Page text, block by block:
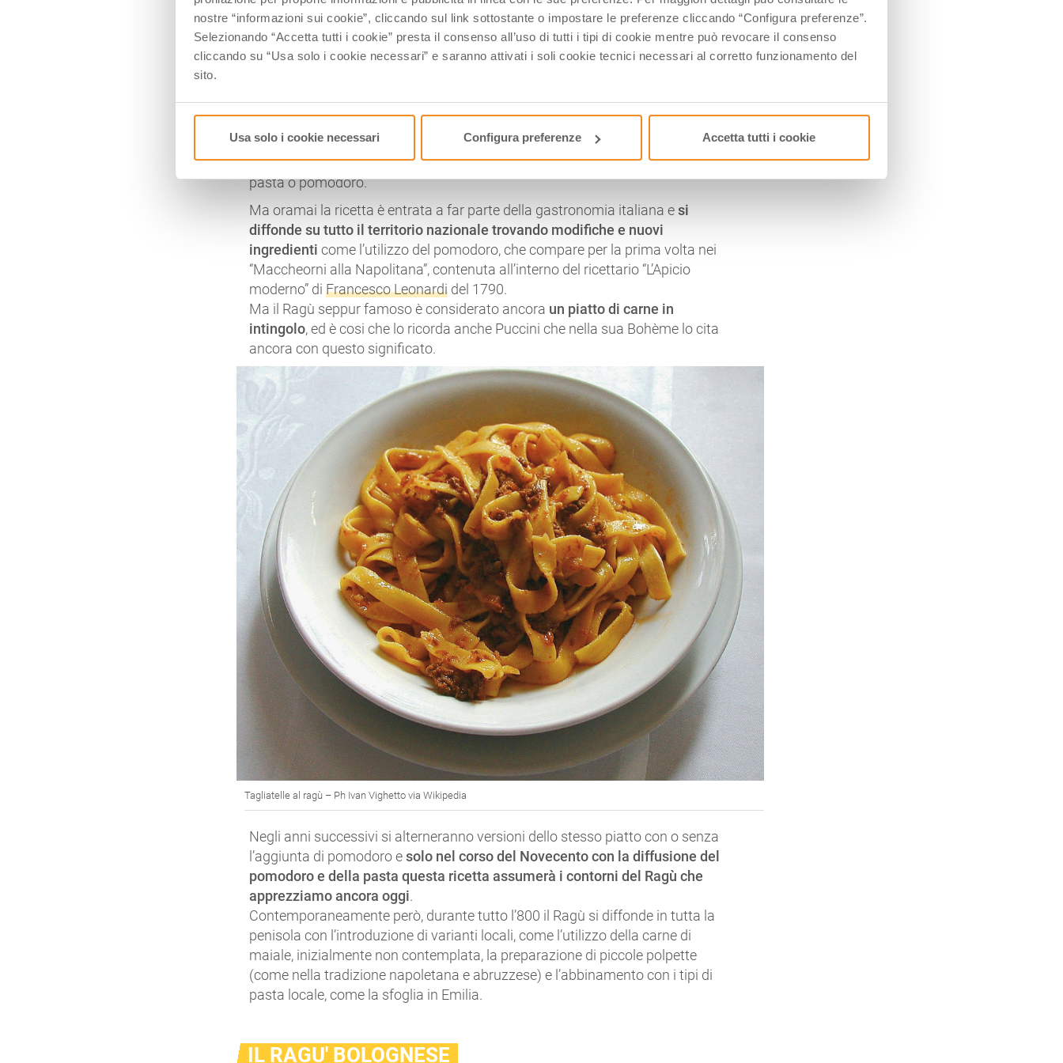
nostre “informazioni sui cookie”, cliccando sul link sottostante o impostare le preferenze cliccando “Configura preferenze”.
Selezionando “Accetta tutti i cookie” presta il consenso all’uso di tutti i tipi di cookie mentre può revocare il consenso
cliccando su “Usa solo i cookie necessari” e saranno attivati i soli cookie tecnici necessari al corretto funzionamento del
sito.
Usa solo i cookie necessari Configura preferenze Accetta tutti i cookie
le cucine dellacorte borbonicanapoletana e quelle cardinalizie del
Vaticano, ma è ancora un metodo di cottura della carne con notevoli varianti
ed ingredienti.
volta un piatto a se stante che potremmo definire una specie di primo Ragù,
ma gli ingredienti non sono ancora definiti (vitello, animelle, gamberi o uova)
e la cottura si fa ancora in brodo con ortaggi ed erbe aromatiche. Si può
usare per insaporire altri piatti o come ripieno, ma ancora non c’è traccia di
pasta o pomodoro.
Ma oramai la ricetta è entrata a far parte della gastronomia italiana esi
diffonde su tutto il territorio nazionale trovando modifiche e nuovi
ingredienti come l’utilizzo del pomodoro, che compare per la prima volta nei
“Maccheorni alla Napolitana”, contenuta all’interno del ricettario “L’Apicio
moderno” diFrancesco Leonardi del 1790.
Ma il Ragù seppur famoso è considerato ancora un piatto di carne in
intingolo, ed è cosi che lo ricorda anche Puccini che nella sua Bohème lo cita
ancora con questo significato.
Tagliatelle al ragù – Ph Ivan Vighetto via Wikipedia
Negli anni successivi si alterneranno versioni dello stesso piatto con o senza
l’aggiunta di pomodoro esolo nel corso del Novecento con la diffusione del
pomodoro e della pasta questa ricetta assumerà i contorni del Ragù che
apprezziamo ancora oggi.
Contemporaneamente però, durante tutto l’800 il Ragù si diffonde in tutta la
penisola con l’introduzione di varianti locali, come l’utilizzo della carne di
maiale, inizialmente non contemplata, la preparazione di piccole polpette
(come nella tradizione napoletana e abruzzese) e l’abbinamento con i tipi di
pasta locale, come la sfoglia in Emilia.
IL RAGU' BOLOGNESE